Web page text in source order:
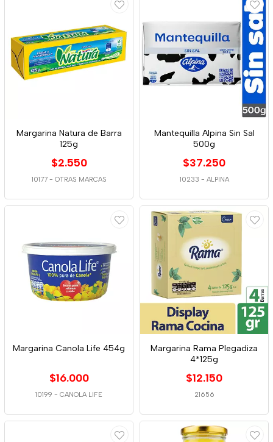
Margarina Natura de Barra
125g
$2.550
10177 - OTRAS MARCAS
Mantequilla Alpina Sin Sal
500g
$37.250
10233 - ALPINA
Margarina Canola Life 454g
$16.000
10199 - CANOLA LIFE
Margarina Rama Plegadiza
4*125g
$12.150
21656